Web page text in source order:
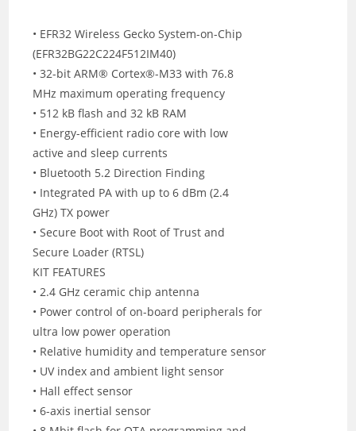
• EFR32 Wireless Gecko System-on-Chip
(EFR32BG22C224F512IM40)
• 32-bit ARM® Cortex®-M33 with 76.8
MHz maximum operating frequency
• 512 kB flash and 32 kB RAM
• Energy-efficient radio core with low
active and sleep currents
• Bluetooth 5.2 Direction Finding
• Integrated PA with up to 6 dBm (2.4
GHz) TX power
• Secure Boot with Root of Trust and
Secure Loader (RTSL)
KIT FEATURES
• 2.4 GHz ceramic chip antenna
• Power control of on-board peripherals for
ultra low power operation
• Relative humidity and temperature sensor
• UV index and ambient light sensor
• Hall effect sensor
• 6-axis inertial sensor